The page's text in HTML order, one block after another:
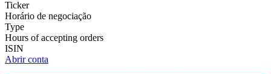
Ticker
Horário de negociação
Type
Hours of accepting orders
ISIN
Abrir conta